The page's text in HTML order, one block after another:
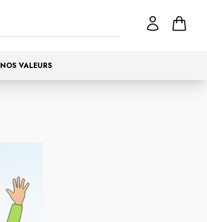
NOS VALEURS